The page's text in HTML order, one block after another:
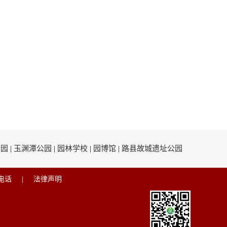
| 玉渊潭公园 | 园林学校| 园博馆 | 路县故城遗址公园
话 法律声明